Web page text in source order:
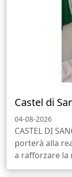
Castel di
04-08-2026
CASTEL DI
porterà alla
a rafforzare la